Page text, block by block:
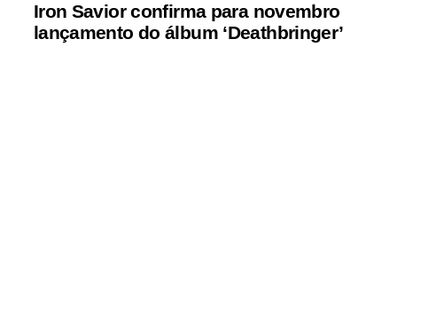
Iron Savior confirma para novembro
lançamento do álbum ‘Deathbringer’